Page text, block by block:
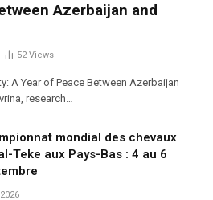
Azerbaijan and
52Views
A Year of Peace Between Azerbaijan
research…
mondial des chevaux
Teke aux Pays-Bas : 4 au 6